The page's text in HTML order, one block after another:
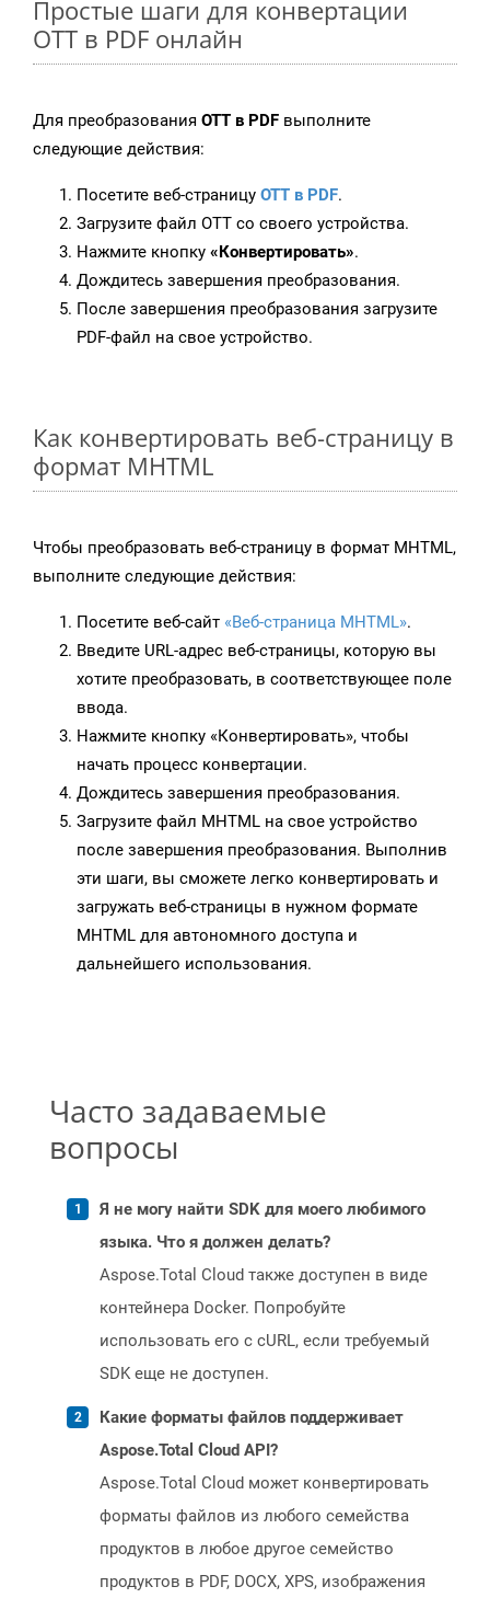
Простые шаги для конвертации
OTT в PDF онлайн
Для преобразования OTT в PDF выполните
следующие действия:
Посетите веб-страницу OTT в PDF.
Загрузите файл OTT со своего устройства.
Нажмите кнопку «Конвертировать».
Дождитесь завершения преобразования.
После завершения преобразования загрузите
PDF-файл на свое устройство.
Как конвертировать веб-страницу в
формат MHTML
Чтобы преобразовать веб-страницу в формат MHTML,
выполните следующие действия:
Посетите веб-сайт «Веб-страница MHTML».
Введите URL-адрес веб-страницы, которую вы
хотите преобразовать, в соответствующее поле
ввода.
Нажмите кнопку «Конвертировать», чтобы
начать процесс конвертации.
Дождитесь завершения преобразования.
Загрузите файл MHTML на свое устройство
после завершения преобразования. Выполнив
эти шаги, вы сможете легко конвертировать и
загружать веб-страницы в нужном формате
MHTML для автономного доступа и
дальнейшего использования.
Часто задаваемые
вопросы
Я не могу найти SDK для моего любимого
языка. Что я должен делать?
Aspose.Total Cloud также доступен в виде
контейнера Docker. Попробуйте
использовать его с cURL, если требуемый
SDK еще не доступен.
Какие форматы файлов поддерживает
Aspose.Total Cloud API?
Aspose.Total Cloud может конвертировать
форматы файлов из любого семейства
продуктов в любое другое семейство
продуктов в PDF, DOCX, XPS, изображения